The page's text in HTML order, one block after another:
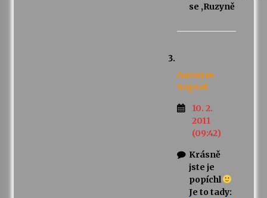
se ,Ruzyně
Anonym
napsal:
10. 2.
2011
(09:42)
Krásně
jste je
popíchl
Je to tady: